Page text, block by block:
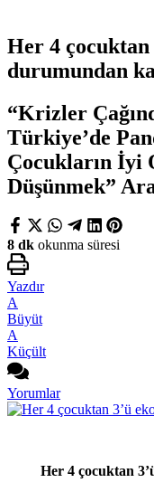
Her 4
durumundan
“Krizler
Türkiye’de
Çocukların İyi
Düşünmek”
8 dk okunma süresi
Yazdır
A
Büyüt
A
Küçült
Yorumlar
Her 4 çocuktan